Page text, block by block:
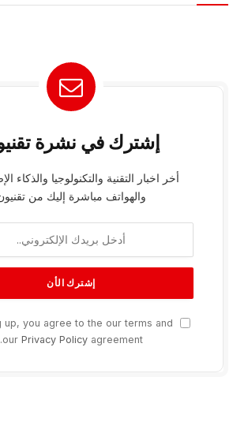
إشترك في نشرة
أخر اخبار التقنية والتكنولوجيا والذكاء
والهواتف مباشرة إليك من
up, you agree to the our terms and
our Privacy Policyagreement.